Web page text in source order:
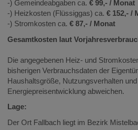
-) Gemeindeabgaben ca. € 99,- / Monat
-) Heizkosten (Flüssiggas) ca. € 152,- /
-) Stromkosten ca. € 87,- / Monat
Gesamtkosten laut
Die angegebenen Heiz- und
bisherigen Verbrauchsdaten der
Haushaltsgröße, Nutzungsverhalten und
Energiepreisentwicklung abweichen.
Lage:
Der Ort Fallbach liegt im Bezirk